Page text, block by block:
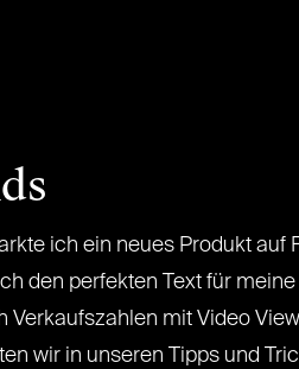
ich ein neues Produkt auf
den perfekten Text für meine
Verkaufszahlen mit Video
wir in unseren Tipps und